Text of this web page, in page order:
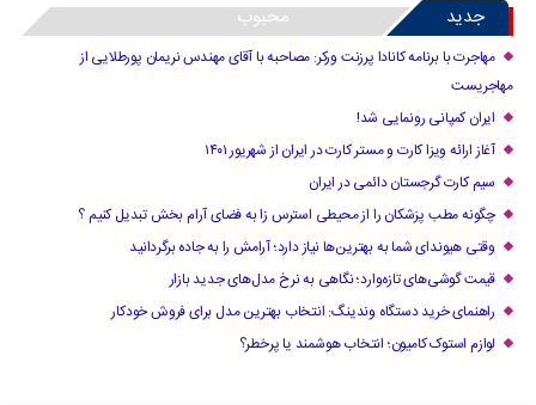
جدید محبوب
مهاجرت با برنامه کانادا پرزنت ورکر: مصاحبه با آقای مهندس نریمان پورطلایی از
مهاجریست
ایران کمپانی رونمایی شد!
آغاز ارائه ویزا کارت و مستر کارت در ایران از شهریور ۱۴۰۱
سیم کارت گرجستان دائمی در ایران
چگونه مطب پزشکان را از محیطی استرس زا به فضای آرام بخش تبدیل کنیم ؟
وقتی هیوندای شما به بهترین‌ها نیاز دارد؛ آرامش را به جاده برگردانید
قیمت گوشی‌های تازه‌وارد؛ نگاهی به نرخ مدل‌های جدید بازار
راهنمای خرید دستگاه وندینگ: انتخاب بهترین مدل برای فروش خودکار
لوازم استوک کامیون؛ انتخاب هوشمند یا پرخطر؟